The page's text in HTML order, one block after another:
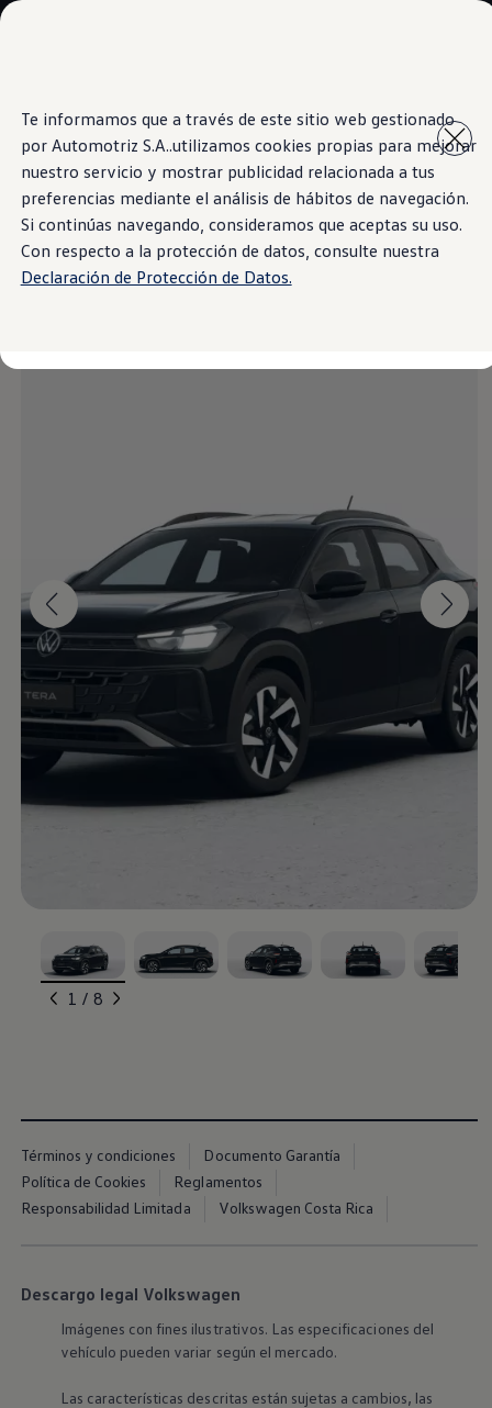
Te informamos que a través de este sitio web gestionado
por Automotriz S.A..utilizamos cookies propias para mejorar
nuestro servicio y mostrar publicidad relacionada a tus
preferencias mediante el análisis de hábitos de navegación.
Si continúas navegando, consideramos que aceptas su uso.
Con respecto a la protección de datos, consulte nuestra
Declaración de Protección de Datos.
contenido
principal
a pie
de
página
Marca y Experiencia
Volkswagen Costa Rica
Blog
Espacio Exclusivo para Prensa
Latin NCAP
Tengo un Volkswagen
Manuales Volkswagen
Postventas
Takata airbag recall campaign
¡Un ícono se reconoce
desde su llegada!
Information
Black
, 1 de 8
1 / 8
Términos y condiciones
Documento Garantía
Política de Cookies
Reglamentos
Responsabilidad Limitada
Volkswagen Costa Rica
Descargo legal Volkswagen
Imágenes con fines ilustrativos. Las especificaciones del
vehículo pueden variar según el mercado.
Las características descritas están sujetas a cambios, las